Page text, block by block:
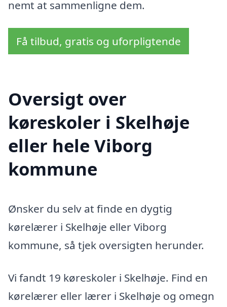
nemt at sammenligne dem.
Få tilbud, gratis og uforpligtende
Oversigt over
køreskoler i Skelhøje
eller hele Viborg
kommune
Ønsker du selv at finde en dygtig
kørelærer i Skelhøje eller Viborg
kommune, så tjek oversigten herunder.
Vi fandt 19 køreskoler i Skelhøje. Find en
kørelærer eller lærer i Skelhøje og omegn